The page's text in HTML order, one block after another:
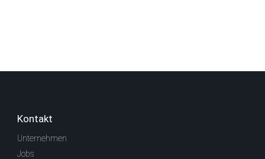
Kontakt
Unternehmen
Jobs